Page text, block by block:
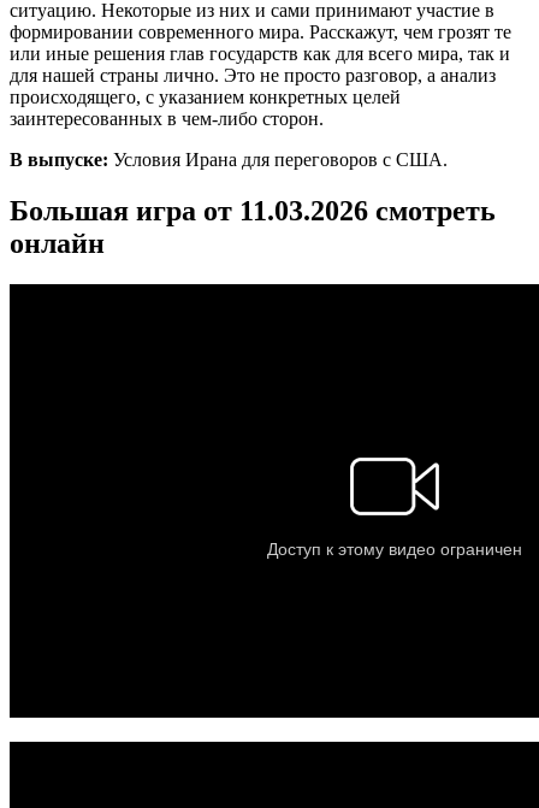
ситуацию. Некоторые из них и сами принимают участие в
формировании современного мира. Расскажут, чем грозят те
или иные решения глав государств как для всего мира, так и
для нашей страны лично. Это не просто разговор, а анализ
происходящего, с указанием конкретных целей
заинтересованных в чем-либо сторон.
В выпуске: Условия Ирана для переговоров с США.
Большая игра от 11.03.2026 смотреть
онлайн